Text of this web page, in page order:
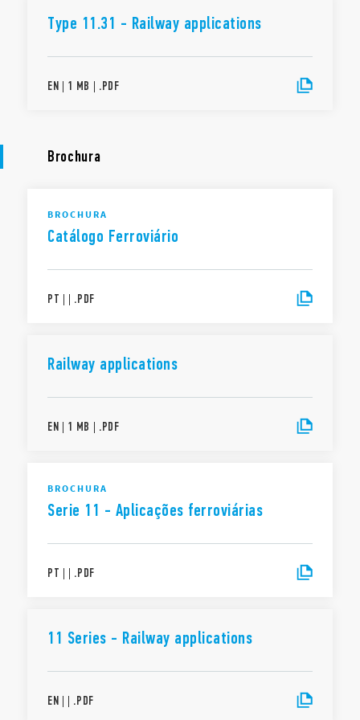
Type 11.31 - Railway applications
EN | 1 MB | .PDF
Brochura
BROCHURA
Catálogo Ferroviário
PT | | .PDF
Railway applications
EN | 1 MB | .PDF
BROCHURA
Serie 11 - Aplicações ferroviárias
PT | | .PDF
11 Series - Railway applications
EN | | .PDF